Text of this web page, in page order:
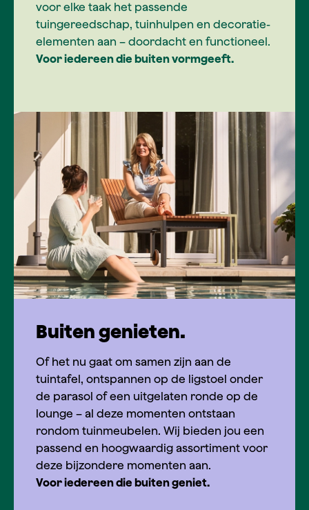
voor elke taak het passende
tuingereedschap, tuinhulpen en decoratie-
elementen aan – doordacht en functioneel.
Voor iedereen die buiten vormgeeft.
Buiten genieten.
Of het nu gaat om samen zijn aan de
tuintafel, ontspannen op de ligstoel onder
de parasol of een uitgelaten ronde op de
lounge – al deze momenten ontstaan
rondom tuinmeubelen. Wij bieden jou een
passend en hoogwaardig assortiment voor
deze bijzondere momenten aan.
Voor iedereen die buiten geniet.